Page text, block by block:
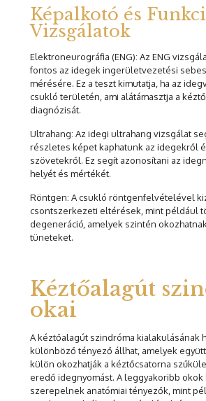
Képalkotó és
Vizsgálatok
Elektroneurográfia (ENG): Az ENG
fontos az idegek ingerületvezetési
mérésére. Ez a teszt kimutatja, ha az
csukló területén, ami alátámasztja a
diagnózisát.
Ultrahang: Az idegi ultrahang vizsgálat
részletes képet kaphatunk az idegekről
szövetekről. Ez segít azonosítani az
helyét és mértékét.
Röntgen: A csukló röntgenfelvételével
csontszerkezeti eltérések, mint például
degeneráció, amelyek szintén
tüneteket.
Kéztőalagút
okai
A kéztőalagút szindróma kialakulásának
különböző tényező állhat, amelyek
külön okozhatják a kéztőcsatorna
eredő idegnyomást. A leggyakoribb okok
szerepelnek anatómiai tényezők, mint